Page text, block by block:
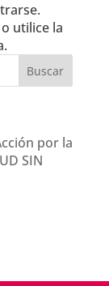
utilice la
por la
SIN